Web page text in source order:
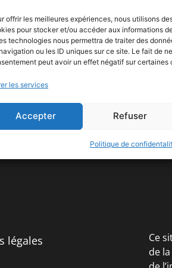
offrir les meilleures expériences, nous utilisons
pour stocker et/ou accéder aux informations
technologies nous permettra de traiter des
ou les ID uniques sur ce site. Le fait de
peut avoir un effet négatif sur
les services
Accepter Refuser
Politique de
légales
Ce
de